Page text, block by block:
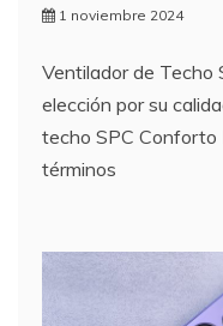
1 noviembre 2024
Ventilador de Techo
elección por su
techo SPC Conforto
términos